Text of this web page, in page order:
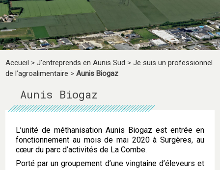
Accueil >J’entreprends en Aunis Sud >Je suis un professionnel
de l’agroalimentaire >Aunis Biogaz
Aunis Biogaz
L’unité de méthanisation Aunis Biogaz est entrée en
fonctionnement au mois de mai 2020 à Surgères, au
cœur du parc d’activités de La Combe.
Porté par un groupement d’une vingtaine d’éleveurs et